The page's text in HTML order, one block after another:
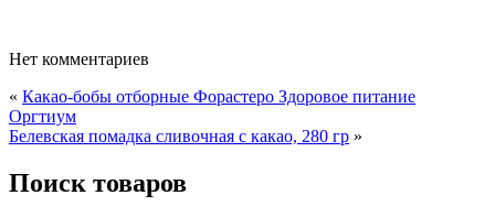
Нет комментариев
« Какао-бобы отборные Форастеро Здоровое питание
Оргтиум
Белевская помадка сливочная с какао, 280 гр »
Поиск товаров